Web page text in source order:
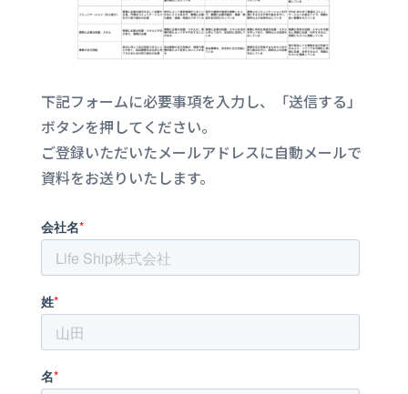
下記フォームに必要事項を入力し、「送信する」
ボタンを押してください。
ご登録いただいたメールアドレスに自動メールで
資料をお送りいたします。